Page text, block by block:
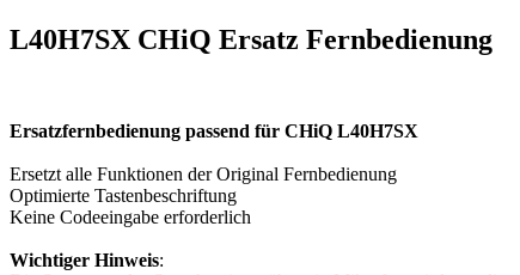
L40H7SX CHiQ Ersatz Fernbedienung
Ersatzfernbedienung passend für CHiQ L40H7SX
Ersetzt alle Funktionen der Original Fernbedienung
Optimierte Tastenbeschriftung
Keine Codeeingabe erforderlich
Wichtiger Hinweis: